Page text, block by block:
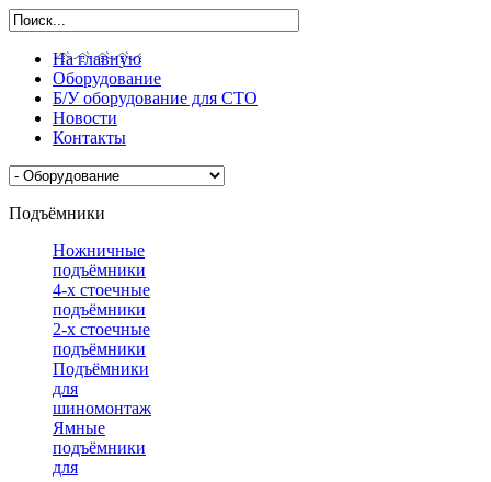
На главную
Оборудование
Б/У оборудование для СТО
Новости
Контакты
Подъёмники
Ножничные
подъёмники
4-х стоечные
подъёмники
2-х стоечные
подъёмники
Подъёмники
для
шиномонтажа
Ямные
подъёмники
для